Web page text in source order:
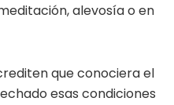
alevosía o en
que conociera el
esas condiciones